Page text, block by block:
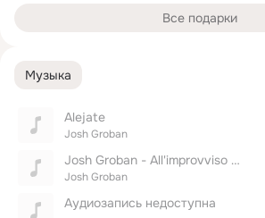
Музыка
Alejate
Josh Groban
Josh Groban - All'improvviso Amore
Josh Groban
Аудиозапись недоступна
Все подарки